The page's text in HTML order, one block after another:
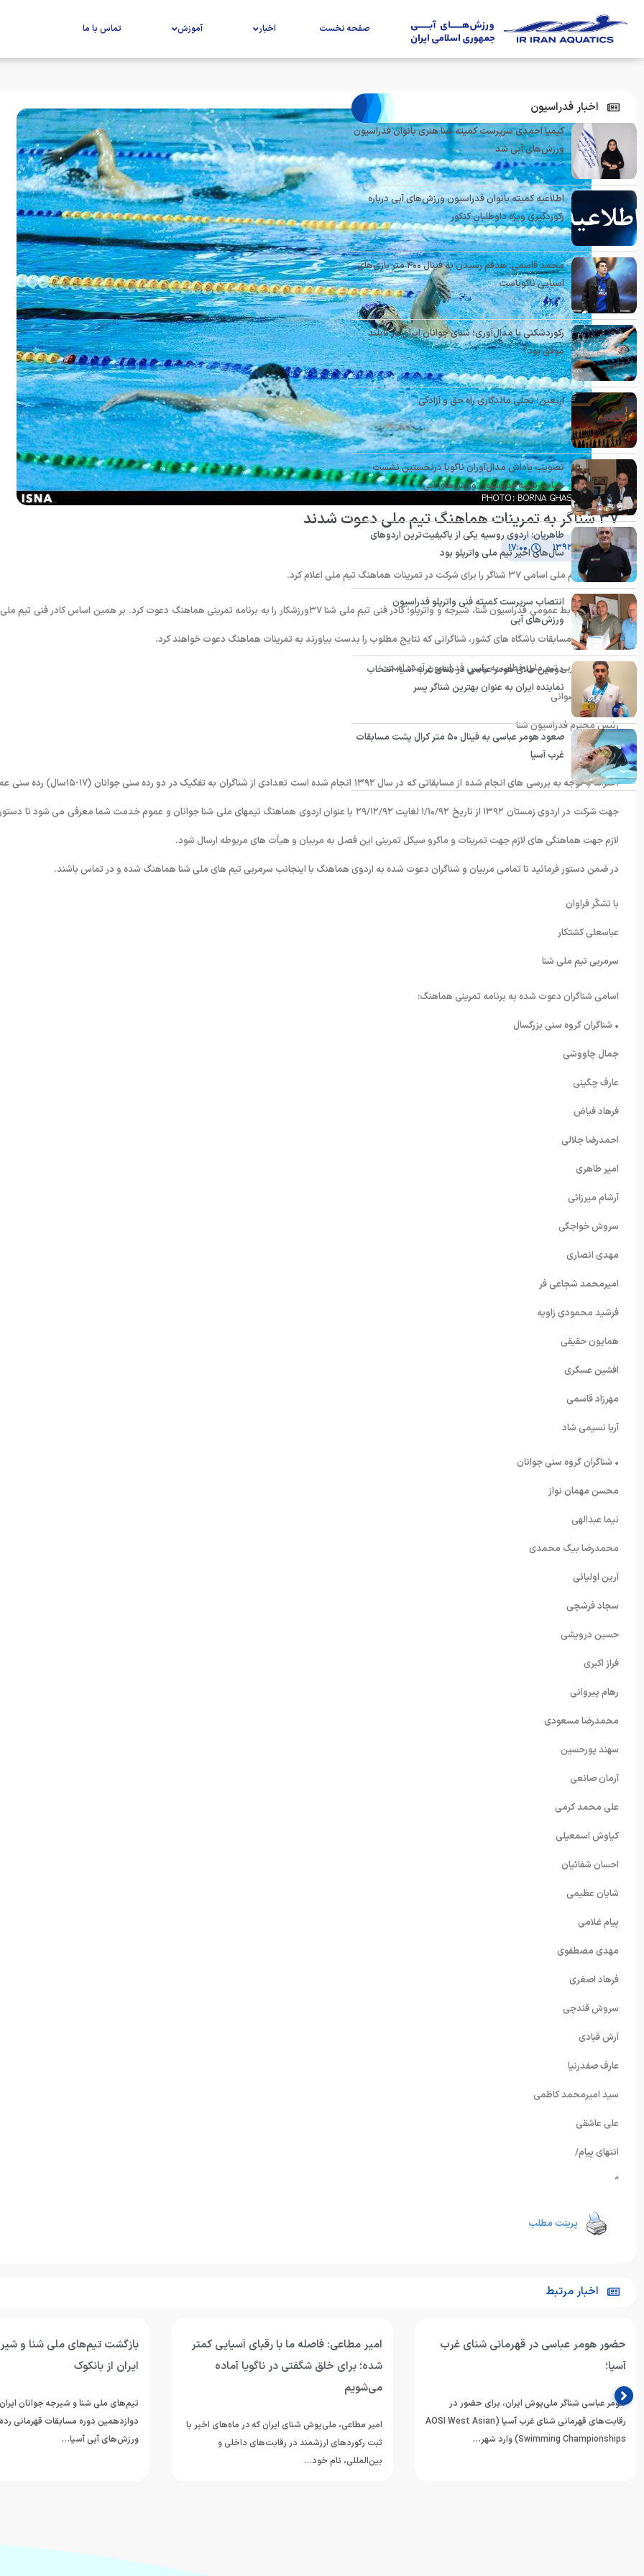
صفحه نخست اخبار آموزش تماس با ما
۳۷ شناگر به تمرینات هماهنگ تیم ملی دعوت شدند
۳۰ آذر ۱۳۹۲ ۱۷:۰۰
“کادر فنی تیم ملی اسامی ۳۷ شناگر را برای شرکت در تمرینات هماهنگ تیم ملی اعلام کرد.
به گزارش روابط عمومی فدراسیون شنا، شیرجه و واترپلو؛ کادر فنی تیم ملی شنا ۳۷ورزشکار را به برنامه تمرینی هماهنگ دعوت کرد. بر همین اساس کادر فنی تیم
مراحل آینده مسابقات باشگاه های کشور، شناگرانی که نتایج مطلوب را بدست بیاورند به تمرینات هماهنگ دعوت خواهند کرد.
در نامه سرمربی تیم ملی خطاب به رئیس فدراسیون آمده است:
جناب آقای رضوانی
رئیس محترم فدراسیون شنا
با سلام
احتراماً با توجه به بررسی های انجام شده از مسابقاتی که در سال ۱۳۹۲ انجام شده است تعدادی از شناگران به تفکیک در دو رده سنی
جهت شرکت در اردوی زمستان ۱۳۹۲ از تاریخ ۱/۱۰/۹۲ لغایت ۲۹/۱۲/۹۲ با عنوان اردوی هماهنگ تیمهای ملی شنا جوانان و عموم خدمت شما معرفی می شود تا
لازم جهت هماهنگی های لازم جهت تمرینات و ماکرو سیکل تمرینی این فصل به مربیان و هیأت های مربوطه ارسال شود.
در ضمن دستور فرمائید تا تمامی مربیان و شناگران دعوت شده به اردوی هماهنگ با اینجانب سرمربی تیم های ملی شنا هماهنگ شده و در تماس باشند.
با تشکّر فراوان
عباسعلی کشتکار
سرمربی تیم ملی شنا
اسامی شناگران دعوت شده به برنامه تمرینی هماهنگ:
• شناگران گروه سنی بزرگسال
جمال چاووشی
عارف چگینی
فرهاد فیاض
احمدرضا جلالی
امیر طاهری
آرشام میرزائی
سروش خواجگی
مهدی انصاری
امیرمحمد شجاعی فر
فرشید محمودی زاویه
همایون حقیقی
افشین عسگری
مهرزاد قاسمی
آریا نسیمی شاد
• شناگران گروه سنی جوانان
محسن مهمان نواز
نیما عبدالهی
محمدرضا بیگ محمدی
آرین اولیائی
سجاد فرشچی
حسین درویشی
فراز اکبری
رهام پیروانی
محمدرضا مسعودی
سهند پورحسین
آرمان صانعی
علی محمد کرمی
کیاوش اسمعیلی
احسان شفائیان
شایان عظیمی
پیام غلامی
مهدی مصطفوی
فرهاد اصغری
سروش قندچی
آرش قبادی
عارف صفدرنیا
سید امیرمحمد کاظمی
علی عاشقی
انتهای پیام/
“
پرینت مطلب
اخبار فدراسیون
کیمیا احمدی سرپرست کمیته شنا هنری بانوان فدراسیون
ورزش‌های آبی شد
اطلاعیه کمیته بانوان فدراسیون ورزش‌های آبی درباره
رکوردگیری ویژه داوطلبان کنکور
محمد قاسمی: هدفم رسیدن به فینال ۴۰۰ متر بازی‌های
آسیایی ناگویاست
رکوردشکنی یا مدال‌آوری؛ شنای جوانان ایران در تایلند
موفق بود؟
اربعین؛ تجلی ماندگاری راه حق و آزادگی
تصویب پاداش مدال‌آوران ناگویا درنخستین نشست
هیأت رئیسه فدراسیون ورزش‌های آبی
طاهریان: اردوی روسیه یکی از باکیفیت‌ترین اردوهای
سال‌های اخیر تیم ملی واترپلو بود
انتصاب سرپرست کمیته فنی واترپلو فدراسیون
ورزش‌های آبی
دومین طلای هومر عباسی در شنای غرب آسیا؛ انتخاب
نماینده ایران به عنوان بهترین شناگر پسر
صعود هومر عباسی به فینال ۵۰ متر کرال پشت مسابقات
غرب آسیا
اخبار مرتبط
حضور هومر عباسی در قهرمانی شنای غرب
آسیا؛
هومر عباسی شناگر ملی‌پوش ایران، برای حضور در
رقابت‌های قهرمانی شنای غرب آسیا (AOSI West Asian
Swimming Championships) وارد شهر…
امیر مطاعی: فاصله ما با رقبای آسیایی کمتر
شده؛ برای خلق شگفتی در ناگویا آماده
می‌شویم
امیر مطاعی، ملی‌پوش شنای ایران که در ماه‌های اخیر با
ثبت رکوردهای ارزشمند در رقابت‌های داخلی و
بین‌المللی، نام خود…
بازگشت تیم‌های ملی شنا و
ایران از بانکوک
تیم‌های ملی شنا و شیرجه جوانان
دوازدهمین دوره مسابقات قهرمانی
ورزش‌های آبی آسیا…